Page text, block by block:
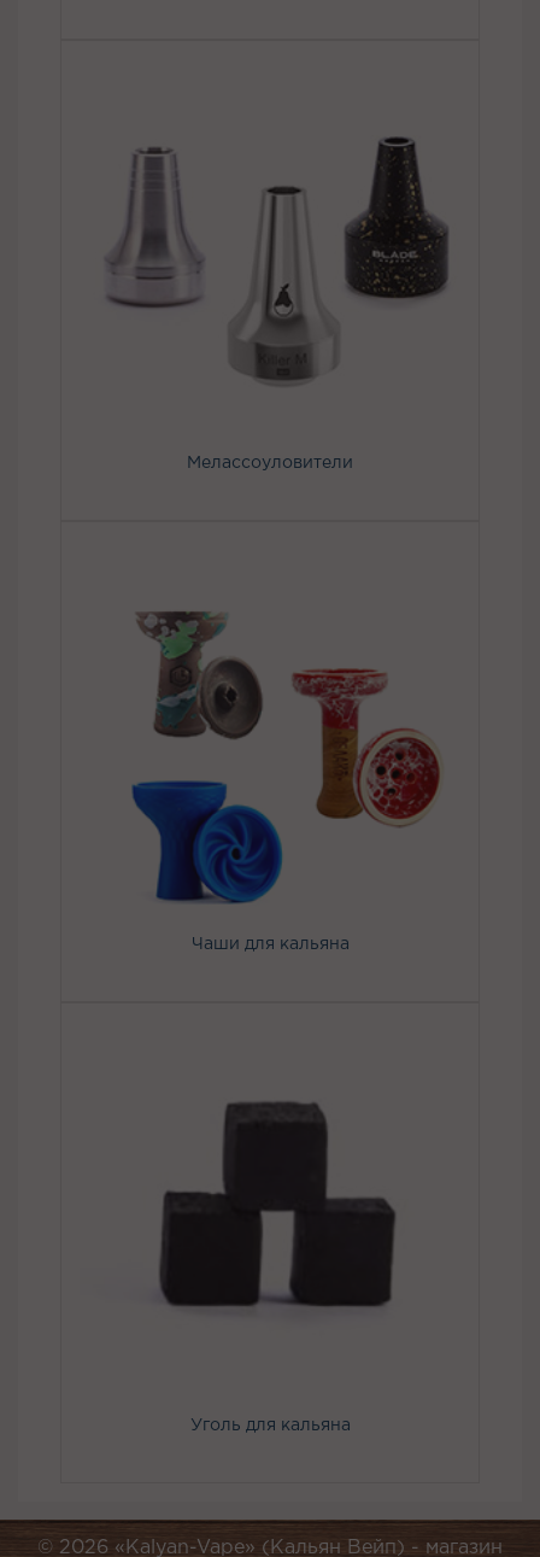
Мелассоуловители
Чаши для кальяна
Уголь для кальяна
© 2026 «Kalyan-Vape» (Кальян Вейп) - магазин